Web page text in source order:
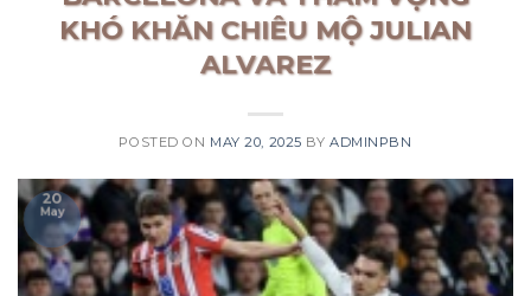
KHÓ KHĂN CHIÊU MỘ JULIAN
ALVAREZ
POSTED ON MAY 20, 2025 BYADMINPBN
20
May